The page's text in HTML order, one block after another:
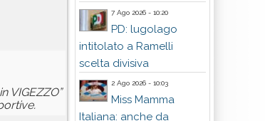
VIGEZZO”
7 Ago 2026 - 10:20
PD: lugolago
intitolato a Ramelli
scelta divisiva
2 Ago 2026 - 10:03
Miss Mamma
Italiana: anche da